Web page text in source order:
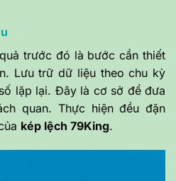
trước đó là bước cần thiết
Lưu trữ dữ liệu theo chu kỳ
lặp lại. Đây là cơ sở để đưa
quan. Thực hiện đều đặn
kép lệch 79King.